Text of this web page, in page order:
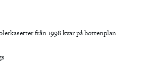
från 1998 kvar på bottenplan